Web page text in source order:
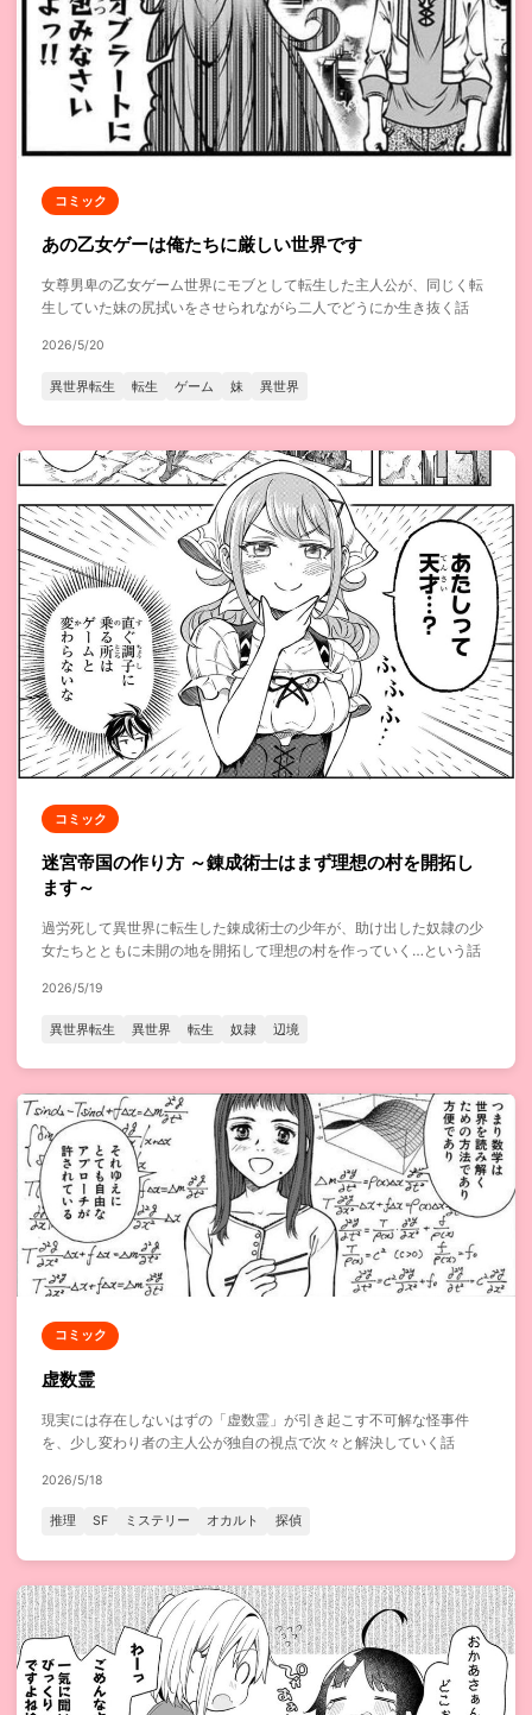
コミック
あの乙女ゲーは俺たちに厳しい世界です
女尊男卑の乙女ゲーム世界にモブとして転生した主人公が、同じく転
生していた妹の尻拭いをさせられながら二人でどうにか生き抜く話
2026/5/20
異世界転生 転生 ゲーム 妹 異世界
コミック
迷宮帝国の作り方 ～錬成術士はまず理想の村を開拓し
ます～
過労死して異世界に転生した錬成術士の少年が、助け出した奴隷の少
女たちとともに未開の地を開拓して理想の村を作っていく…という話
2026/5/19
異世界転生 異世界 転生 奴隷 辺境
コミック
虚数霊
現実には存在しないはずの「虚数霊」が引き起こす不可解な怪事件
を、少し変わり者の主人公が独自の視点で次々と解決していく話
2026/5/18
推理 SF ミステリー オカルト 探偵